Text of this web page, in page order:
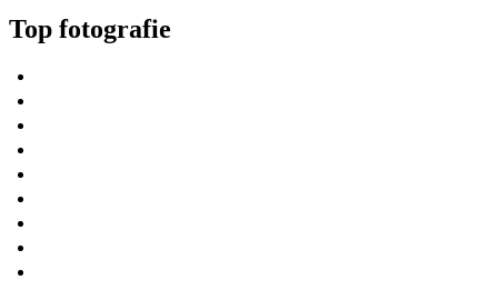
Top fotografie